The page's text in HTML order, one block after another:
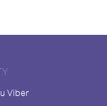
Viber